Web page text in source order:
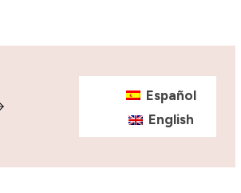
Español
English